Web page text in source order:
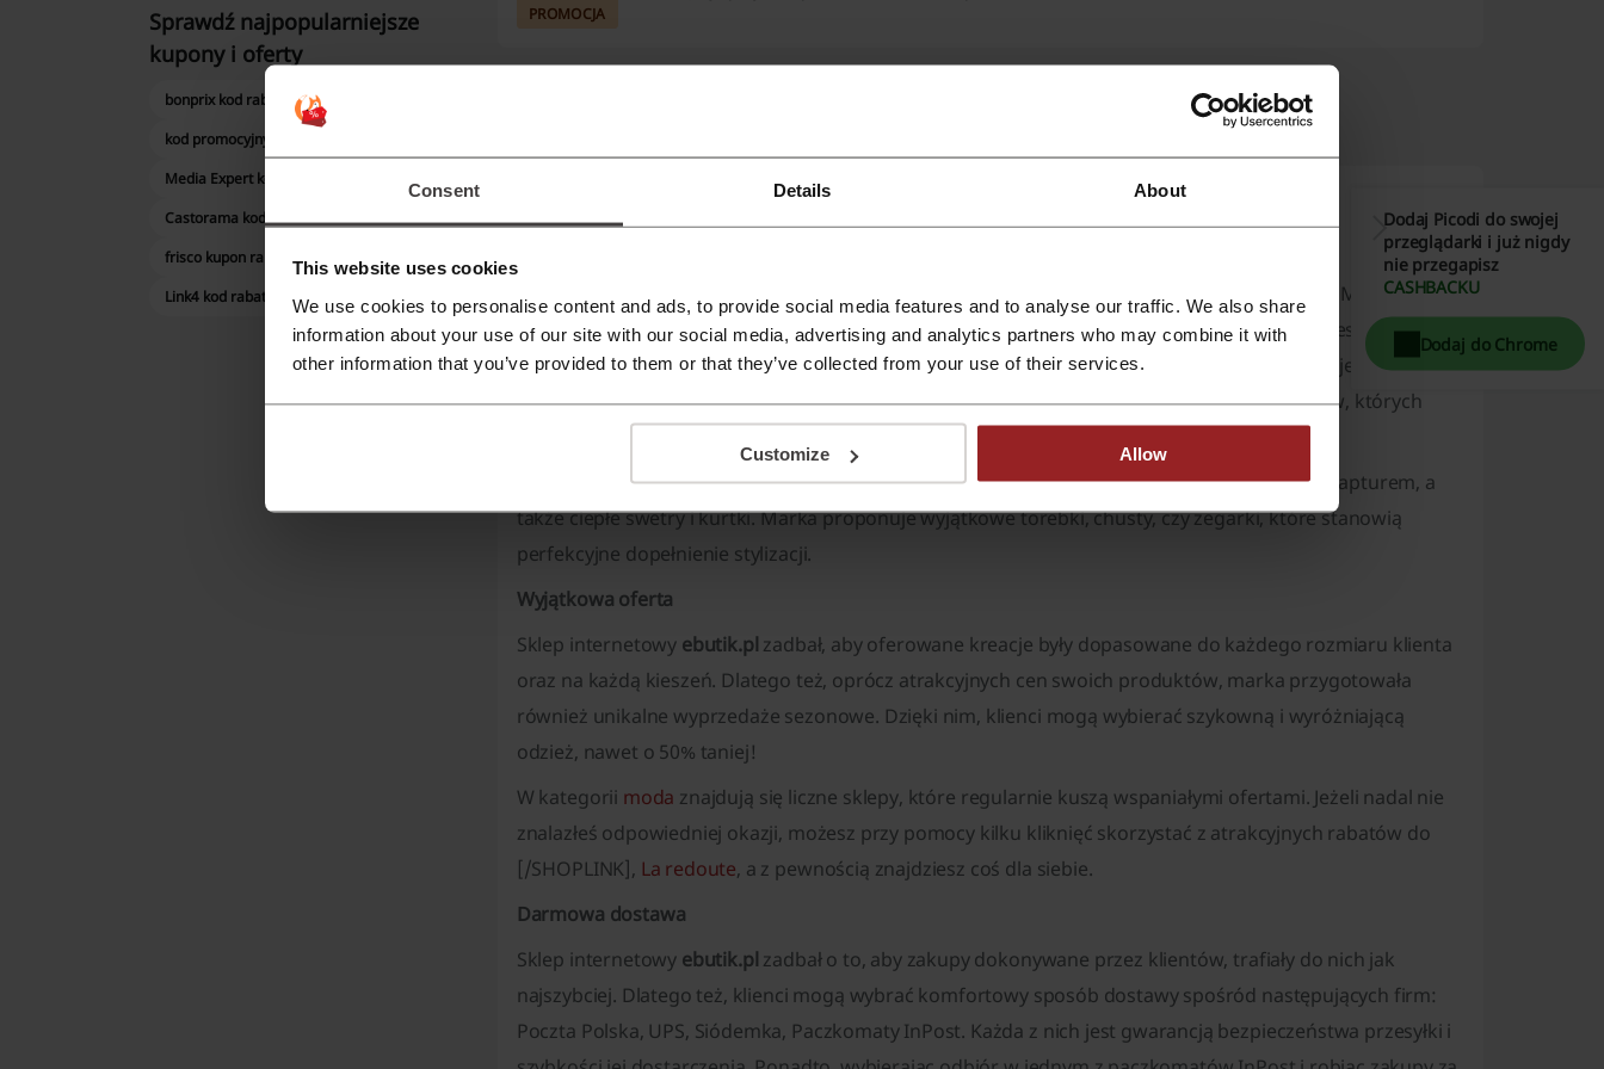
Consent Details About
This website uses cookies
We use cookies to personalise content and ads, to provide social media features and to analyse our traffic. We also share
information about your use of our site with our social media, advertising and analytics partners who may combine it with
other information that you’ve provided to them or that they’ve collected from your use of their services.
Customize Allow
PROMOCJA
Sprawdź najpopularniejsze
kupony i oferty
bonprix kod rabatowy
kod promocyjny Intersport
Media Expert kod rabatowy
Castorama kod rabatowy
frisco kupon rabatowy
Link4 kod rabatowy
Najważniejsze informacje o eButik przygotowane przez zespół Picodi Polska:
Sklep internetowy
stworzył niezwykłą ofertę dla osób, zainspirowanych światem mody. Marka
nieustannie poszukuje oryginalnych środków wyrazu i twórcze przeobrażenia. Dzięki temu, jest na bieżąco
z najnowszymi trendami, i pozwala jej to tworzyć wyjątkowe ubrania i akcesoria. Marka istnieje na rynku
już od 2001 roku i w tym czasie, zdobywając sobie uznanie klientów, stworzyła aż 160 sklepów, których
oferuje klasyczne spódnice, koszule i żakiety, oryginalne sukienki, spodnie, bluzy z kapturem, a
także ciepłe swetry i kurtki. Marka proponuje wyjątkowe torebki, chusty, czy zegarki, które stanowią
perfekcyjne dopełnienie stylizacji.
Wyjątkowa oferta
Sklep internetowy ebutik.pl zadbał, aby oferowane kreacje były dopasowane do każdego rozmiaru klienta
oraz na każdą kieszeń. Dlatego też, oprócz atrakcyjnych cen swoich produktów, marka przygotowała
również unikalne wyprzedaże sezonowe. Dzięki nim, klienci mogą wybierać szykowną i wyróżniającą
odzież, nawet o 50% taniej!
W kategorii moda znajdują się liczne sklepy, które regularnie kuszą wspaniałymi ofertami. Jeżeli nadal nie
znalazłeś odpowiedniej okazji, możesz przy pomocy kilku kliknięć skorzystać z atrakcyjnych rabatów do
[/SHOPLINK], La redoute, a z pewnością znajdziesz coś dla siebie.
Darmowa dostawa
Sklep internetowy ebutik.pl zadbał o to, aby zakupy dokonywane przez klientów, trafiały do nich jak
najszybciej. Dlatego też, klienci mogą wybrać komfortowy sposób dostawy spośród następujących firm:
Poczta Polska, UPS, Siódemka, Paczkomaty InPost. Każda z nich jest gwarancją bezpieczeństwa przesyłki i
Dodaj Picodi do swojej
przeglądarki i już nigdy
nie przegapisz
CASHBACKU
Dodaj do Chrome